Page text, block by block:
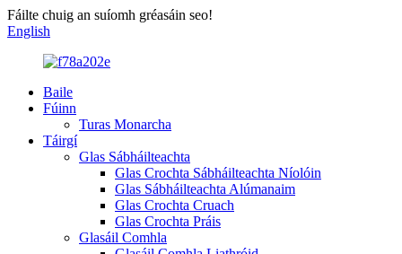
Fáilte chuig an suíomh gréasáin seo!
English
Baile
Fúinn
Turas Monarcha
Táirgí
Glas Sábháilteachta
Glas Crochta Sábháilteachta Níolóin
Glas Sábháilteachta Alúmanaim
Glas Crochta Cruach
Glas Crochta Práis
Glasáil Comhla